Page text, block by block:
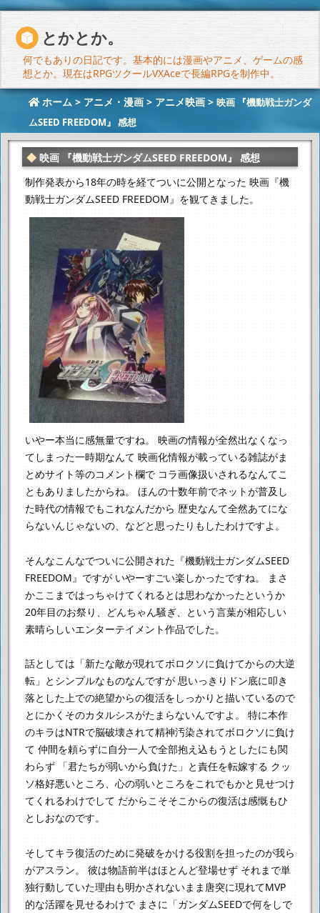
とかとか。
何でもありの日記です。基本的には漫画やアニメ、ゲームの感
想とか。現在はRPGツクールVXAceで長編RPGを制作中。
ホーム > アニメ・漫画 > アニメ映画 > 映画 『機動戦士ガンダ
ムSEED FREEDOM』 感想
映画 『機動戦士ガンダムSEED FREEDOM』 感想
制作発表から18年の時を経てついに公開となった 映画『機
動戦士ガンダムSEED FREEDOM』を観てきました。
いやー本当に感無量ですね。
映画の情報が全然出なくなっ
てしまった一時期なんて 映画化情報が載っている雑誌がま
とめサイト等のコメント欄で コラ画像扱いされるなんてこ
ともありましたからね。
ほんの十数年前でネットが普及し
た時代の情報でもこれなんだから 歴史なんて全然あてにな
らないんじゃないの、などと思ったりもしたわけですよ。
そんなこんなでついに公開された『機動戦士ガンダムSEED
FREEDOM』ですが いやーすごい楽しかったですね。
まさ
かここまではっちゃけてくれるとは思わなかったというか
20年目のお祭り、どんちゃん騒ぎ、という言葉が相応しい
素晴らしいエンターテイメント作品でした。
話としては「新たな敵が現れてボロクソに負けてからの大逆
転」とシンプルなものなんですが 思いっきりドン底に叩き
落とした上での絶望からの復活をしっかりと描いているので
とにかくそのカタルシスがたまらないんですよ。
特に本作
のキラはNTRで脳破壊されて精神汚染されてボロクソに負け
て 仲間を頼らずに自分一人で全部抱え込もうとしたにも関
わらず 「君たちが弱いから負けた」と責任を転嫁する クッ
ソ格好悪いところ、心の弱いところをこれでもかと見せつけ
てくれるわけでして だからこそそこからの復活は感慨もひ
としおなのです。
そしてキラ復活のために発破をかける役割を担ったのが我ら
がアスラン。
彼は物語前半はほとんど登場せず それまで単
独行動していた理由も明かされないまま唐突に現れてMVP
的な活躍を見せるわけで まさに「ガンダムSEEDで何をしで